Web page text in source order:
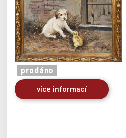
prodáno
více informací